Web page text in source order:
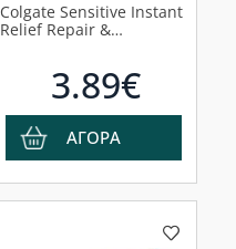
Colgate Sensitive Instant
Relief Repair &
για Ευαίσθητα Δόντια,
3.89€
ΑΓΟΡΑ